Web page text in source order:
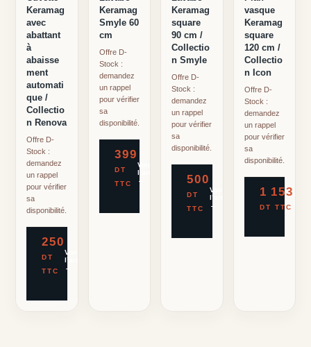
Keramag
avec
abattant
à
abaisse
ment
automati
que /
Collectio
n Renova
Offre D-
Stock :
demandez
un rappel
pour vérifier
sa
disponibilité.
250
DT
TTC
Voir
l’article
→
Keramag
Smyle 60
cm
Offre D-
Stock :
demandez
un rappel
pour vérifier
sa
disponibilité.
399
DT
TTC
Voir
l’article
→
Keramag
square
90 cm /
Collectio
n Smyle
Offre D-
Stock :
demandez
un rappel
pour vérifier
sa
disponibilité.
500
DT
TTC
Voir
l’article
→
vasque
Keramag
square
120 cm /
Collectio
n Icon
Offre D-
Stock :
demandez
un rappel
pour vérifier
sa
disponibilité.
1 153
DT TTC